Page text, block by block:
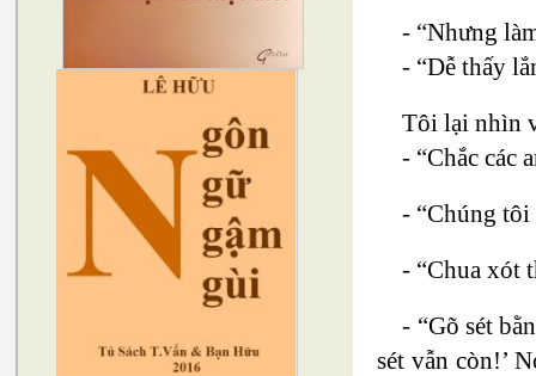
- “Nhưng
- “Dễ thấy
Tôi lại nhìn
- “Chắc các
- “Chúng tôi
- “Chua xót
- “Gõ sét
sét vẫn còn!’